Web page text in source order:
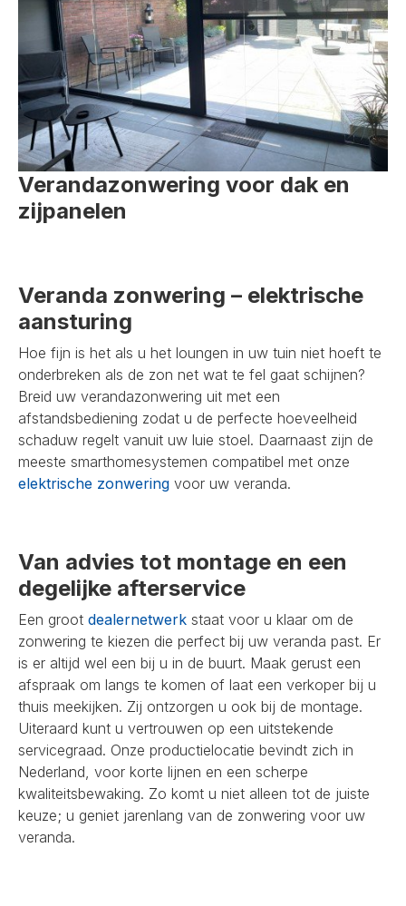
Verandazonwering voor dak en
zijpanelen
Veranda zonwering – elektrische
aansturing
Hoe fijn is het als u het loungen in uw tuin niet hoeft te
onderbreken als de zon net wat te fel gaat schijnen?
Breid uw verandazonwering uit met een
afstandsbediening zodat u de perfecte hoeveelheid
schaduw regelt vanuit uw luie stoel. Daarnaast zijn de
meeste smarthomesystemen compatibel met onze
elektrische zonwering voor uw veranda.
Van advies tot montage en een
degelijke afterservice
Een groot dealernetwerk staat voor u klaar om de
zonwering te kiezen die perfect bij uw veranda past. Er
is er altijd wel een bij u in de buurt. Maak gerust een
afspraak om langs te komen of laat een verkoper bij u
thuis meekijken. Zij ontzorgen u ook bij de montage.
Uiteraard kunt u vertrouwen op een uitstekende
servicegraad. Onze productielocatie bevindt zich in
Nederland, voor korte lijnen en een scherpe
kwaliteitsbewaking. Zo komt u niet alleen tot de juiste
keuze; u geniet jarenlang van de zonwering voor uw
veranda.